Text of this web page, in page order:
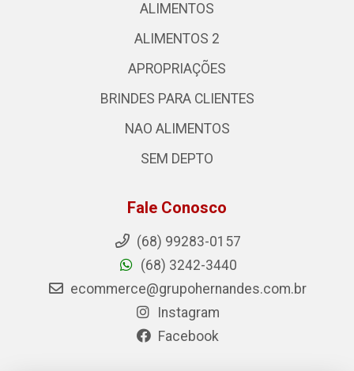
ALIMENTOS
ALIMENTOS 2
APROPRIAÇÕES
BRINDES PARA CLIENTES
NAO ALIMENTOS
SEM DEPTO
Fale Conosco
(68) 99283-0157
(68) 3242-3440
ecommerce@grupohernandes.com.br
Instagram
Facebook